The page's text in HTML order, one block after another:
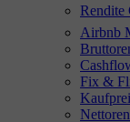
Rendite
Airbnb
Fix &